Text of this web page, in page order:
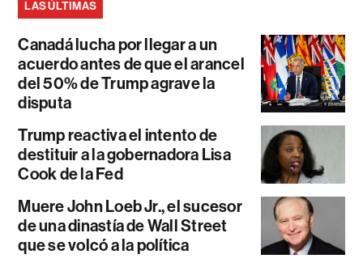
LAS ÚLTIMAS
Canadá lucha por llegar a un
acuerdo antes de que el arancel
del 50% de Trump agrave la
disputa
Trump reactiva el intento de
destituir a la gobernadora Lisa
Cook de la Fed
Muere John Loeb Jr., el sucesor
de una dinastía de Wall Street
que se volcó a la política